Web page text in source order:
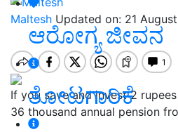
ಆರೋಗ್ಯ ಜೀವನ
ತೋಟಗಾರಿಕೆ
Maltesh Updated on: 21
If you save and invest 2
36 thousand annual pension